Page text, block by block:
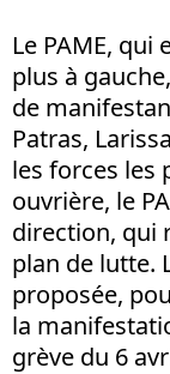
Le PAME,
plus à
de
Patras,
les forces les
ouvrière, le
direction, qui
plan de lutte.
proposée,
la
grève du 6